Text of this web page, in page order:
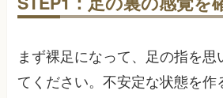
まず裸足になって、足の指を思
てください。不安定な状態を作